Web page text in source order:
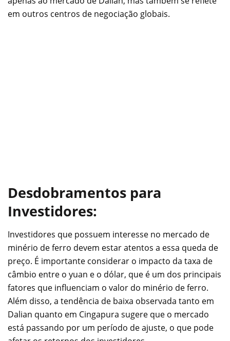
em outros centros de negociação globais.
Desdobramentos para
Investidores:
Investidores que possuem interesse no mercado de
minério de ferro devem estar atentos a essa queda de
preço. É importante considerar o impacto da taxa de
câmbio entre o yuan e o dólar, que é um dos principais
fatores que influenciam o valor do minério de ferro.
Além disso, a tendência de baixa observada tanto em
Dalian quanto em Cingapura sugere que o mercado
está passando por um período de ajuste, o que pode